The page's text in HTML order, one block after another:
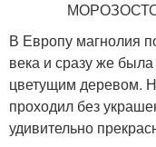
В Европу магнолия
века и сразу же
цветущим деревом.
проходил без
удивительно